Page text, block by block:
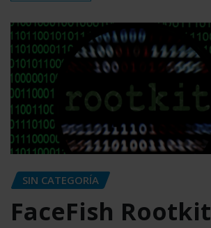
SIN CATEGORÍA
FaceFish Rootkit